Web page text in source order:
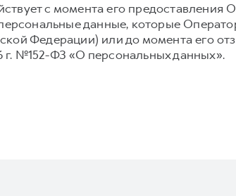
с момента его предоставления
данные, которые
Федерации) или до момента его
г. №152-ФЗ «О персональных данных».